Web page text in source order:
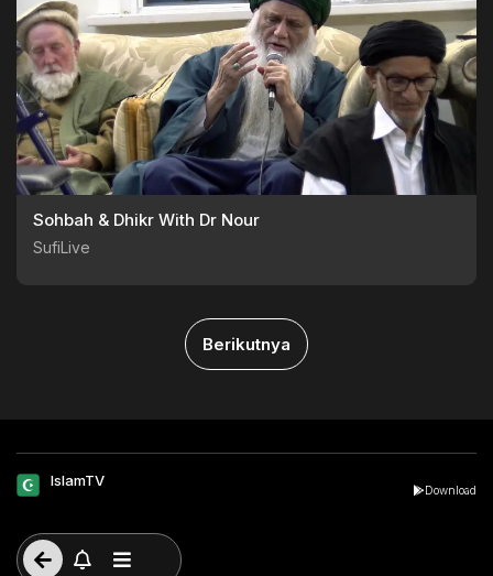
Sohbah & Dhikr With Dr Nour
SufiLive
Berikutnya
IslamTV
Download